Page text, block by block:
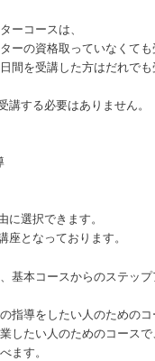
ーコースは、
ーの資格取っていなくても
間を受講した方はだれでも
講する必要はありません。
選択できます。
座となっております。
基本コースからのステッ
指導をしたい人のためのコ
したい人のためのコースで、
ます。